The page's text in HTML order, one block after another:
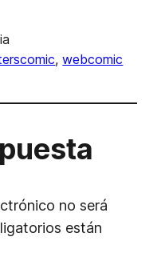
, webcomic
no será
están